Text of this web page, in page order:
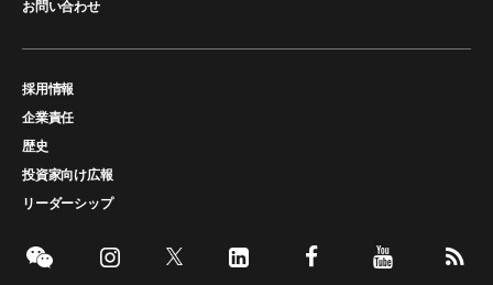
お問い合わせ
採用情報
企業責任
歴史
投資家向け広報
リーダーシップ